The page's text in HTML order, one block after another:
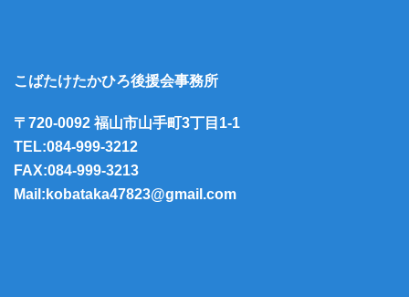
こばたけたかひろ後援会事務所
〒720-0092 福山市山手町3丁目1-1
TEL:084-999-3212
FAX:084-999-3213
Mail:kobataka47823@gmail.com